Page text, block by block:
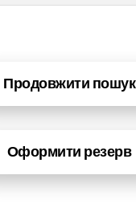
Продовжити пошук
Оформити резерв